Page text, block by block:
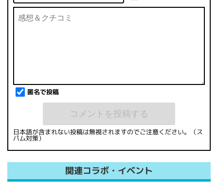
匿名で投稿
日本語が含まれない投稿は無視されますのでご注意ください。（ス
パム対策）
関連コラボ・イベント